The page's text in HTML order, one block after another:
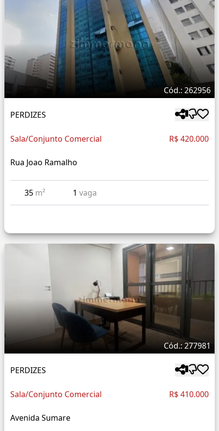
Cód.: 262956
PERDIZES
Sala/Conjunto Comercial R$ 420.000
Rua Joao Ramalho
35 m² 1 vaga
Cód.: 277981
PERDIZES
Sala/Conjunto Comercial R$ 410.000
Avenida Sumare